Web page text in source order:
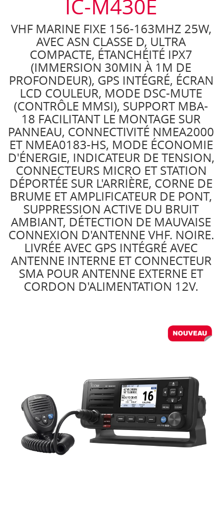
IC-M430E
VHF MARINE FIXE 156-163MHZ 25W,
AVEC ASN CLASSE D, ULTRA
COMPACTE, ÉTANCHÉITÉ IPX7
(IMMERSION 30MIN À 1M DE
PROFONDEUR), GPS INTÉGRÉ, ÉCRAN
LCD COULEUR, MODE DSC-MUTE
(CONTRÔLE MMSI), SUPPORT MBA-
18 FACILITANT LE MONTAGE SUR
PANNEAU, CONNECTIVITÉ NMEA2000
ET NMEA0183-HS, MODE ÉCONOMIE
D'ÉNERGIE, INDICATEUR DE TENSION,
CONNECTEURS MICRO ET STATION
DÉPORTÉE SUR L'ARRIÈRE, CORNE DE
BRUME ET AMPLIFICATEUR DE PONT,
SUPPRESSION ACTIVE DU BRUIT
AMBIANT, DÉTECTION DE MAUVAISE
CONNEXION D'ANTENNE VHF. NOIRE.
LIVRÉE AVEC GPS INTÉGRÉ AVEC
ANTENNE INTERNE ET CONNECTEUR
SMA POUR ANTENNE EXTERNE ET
CORDON D'ALIMENTATION 12V.